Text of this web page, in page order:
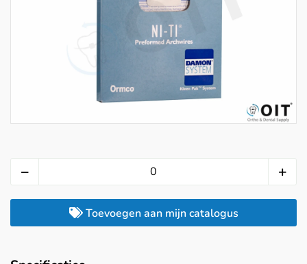
Toevoegen aan mijn catalogus